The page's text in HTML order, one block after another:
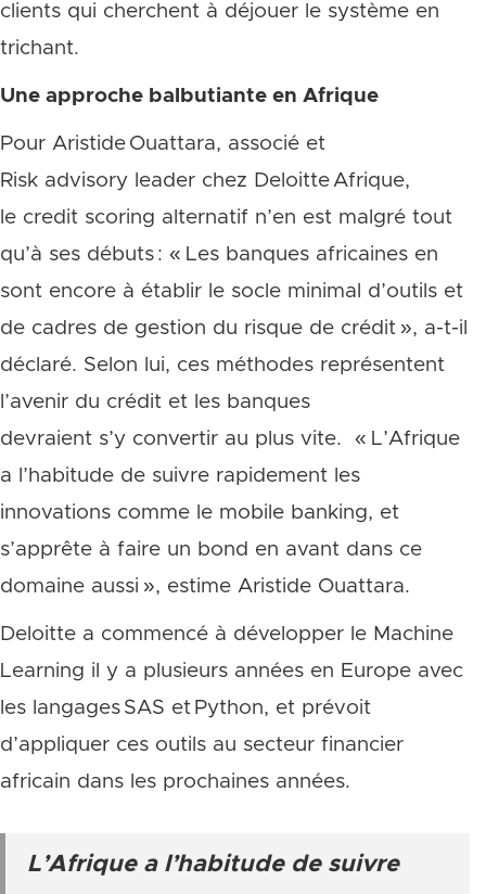
clients qui cherchent à déjouer le système en
trichant.
Une approche balbutiante en Afrique
Pour Aristide Ouattara, associé et
Risk advisory leader chez Deloitte Afrique,
le credit scoring alternatif n’en est malgré tout
qu’à ses débuts : « Les banques africaines en
sont encore à établir le socle minimal d’outils et
de cadres de gestion du risque de crédit », a-t-il
déclaré. Selon lui, ces méthodes représentent
l’avenir du crédit et les banques
devraient s’y convertir au plus vite. « L’Afrique
a l’habitude de suivre rapidement les
innovations comme le mobile banking, et
s’apprête à faire un bond en avant dans ce
domaine aussi », estime Aristide Ouattara.
Deloitte a commencé à développer le Machine
Learning il y a plusieurs années en Europe avec
les langages SAS et Python, et prévoit
d’appliquer ces outils au secteur financier
africain dans les prochaines années.
L’Afrique a l’habitude de suivre